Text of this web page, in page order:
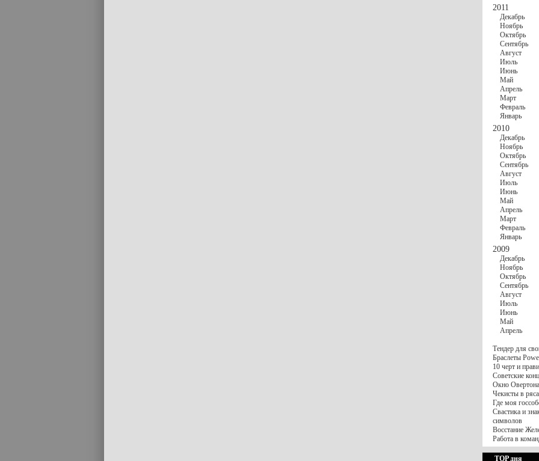
2011
Декабрь
Ноябрь
Октябрь
Сентябрь
Август
Июль
Июнь
Май
Апрель
Март
Февраль
Январь
2010
Декабрь
Ноябрь
Октябрь
Сентябрь
Август
Июль
Июнь
Май
Апрель
Март
Февраль
Январь
2009
Декабрь
Ноябрь
Октябрь
Сентябрь
Август
Июль
Июнь
Май
Апрель
Тендер для
Браслеты
10 черт и
Советские
Окно
Чекисты в
Где моя
Свастика и
символов
Восстание
Работа в
TOP дня